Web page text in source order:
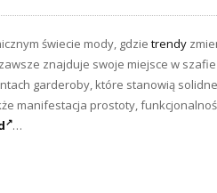
świecie mody, gdzie trendy
znajduje swoje miejsce w
garderoby, które stanowią
manifestacja prostoty,
…